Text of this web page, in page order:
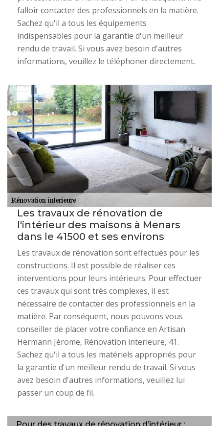
falloir contacter des professionnels en la matière.
Sachez qu'il a tous les équipements
indispensables pour la garantie d'un meilleur
rendu de travail. Si vous avez besoin d'autres
informations, veuillez le téléphoner directement.
Les travaux de rénovation de
l'intérieur des maisons à Menars
dans le 41500 et ses environs
Les travaux de rénovation sont effectués pour les
constructions. Il est possible de réaliser ces
interventions pour leurs intérieurs. Pour effectuer
ces travaux qui sont très complexes, il est
nécessaire de contacter des professionnels en la
matière. Par conséquent, nous pouvons vous
conseiller de placer votre confiance en Artisan
Hermann Jérome, Rénovation interieure, 41.
Sachez qu'il a tous les matériels appropriés pour
la garantie d'un meilleur rendu de travail. Si vous
avez besoin d'autres informations, veuillez lui
passer un coup de fil.